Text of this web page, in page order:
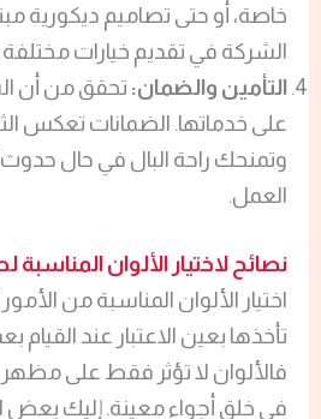
خاصة، أو حتى تصاميم ديكورية
الشركة في تقديم خيارات
التأمين والضمان: تحقق من أن
على خدماتها. الضمانات تعكس
وتمنحك راحة البال في حال
العمل.
نصائح لاختيار الألوان المناسبة
اختيار الألوان المناسبة من
تأخذها بعين الاعتبار عند القيام
فالألوان لا تؤثر فقط على
في خلق أجواء معينة. إليك بعض